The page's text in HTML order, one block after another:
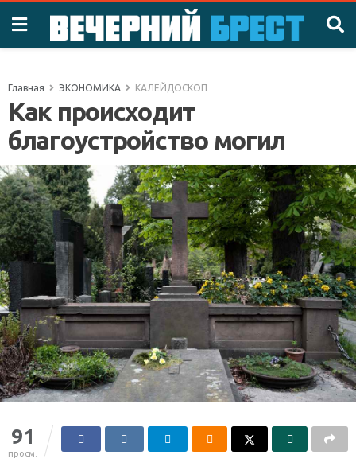
Главная ЭКОНОМИКА КАЛЕЙДОСКОП
Как происходит
благоустройство могил
91
просм.